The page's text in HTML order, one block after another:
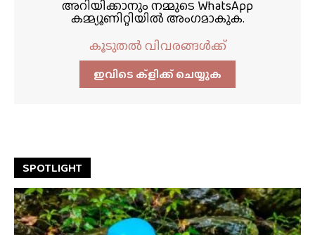
അറിയിക്കാനും നമ്മുടെ WhatsApp
കമ്മ്യൂണിറ്റിയിൽ അംഗമാകുക.
കൂടുതൽ വിവരങ്ങൾക്ക്
ഇവിടെ ക്ളിക്ക്‌ ചെയ്യുക
SPOTLIGHT